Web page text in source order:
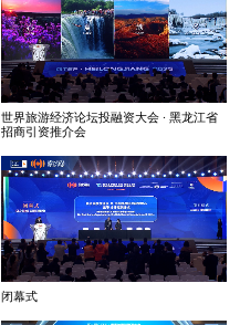
世界旅游经济论坛投融资大会 · 黑龙江省
招商引资推介会
闭幕式